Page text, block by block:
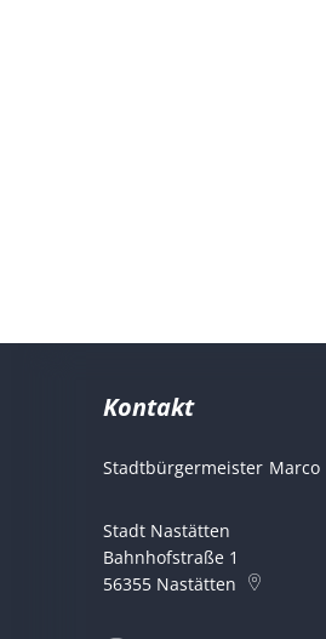
Kontakt
Stadtbürgermeister Marco
Stadt Nastätten
Bahnhofstraße 1
56355 Nastätten